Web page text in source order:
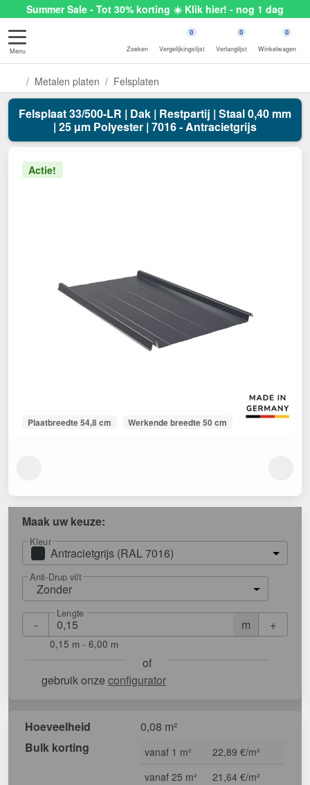
Summer Sale - Tot 30% korting ☀️ Klik hier! - nog 1 dag
Menu Zoeken
0
Vergelijkingslijst
0
Verlanglijst
0
Winkelwagen
Metalen platen Felsplaten
Felsplaat 33/500-LR | Dak | Restpartij | Staal 0,40 mm
| 25 µm Polyester | 7016 - Antracietgrijs
Actie!
Plaatbreedte 54,8 cm Werkende breedte 50 cm
Maak uw keuze:
Kleur
Antracietgrijs (RAL 7016)
Anti-Drup vilt
Zonder
- m
Lengte
+
0,15 m - 6,00 m
of
gebruik onze configurator
Hoeveelheid
0,08 m²
Bulk korting
vanaf 1 m²
22,89 €/m²
vanaf 25 m²
21,64 €/m²